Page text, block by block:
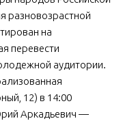
разновозрастной
на
перевести
аудитории.
12) в 14:00
Аркадьевич —